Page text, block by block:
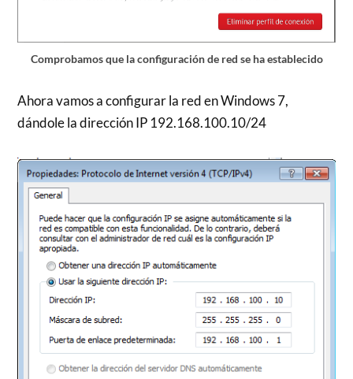
Comprobamos que la configuración de red se ha establecido
Ahora vamos a configurar la red en Windows 7,
dándole la dirección IP 192.168.100.10/24